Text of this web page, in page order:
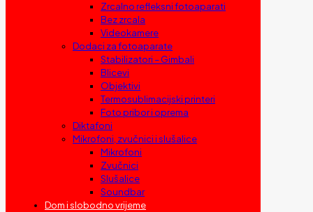
Zrcalno refleksni fotoaparati
Bez zrcala
Videokamere
Dodaci za fotoaparate
Stabilizatori – Gimbali
Blicevi
Objektivi
Termosublimacijski printeri
Foto pribor i oprema
Diktafoni
Mikrofoni, zvučnici i slušalice
Mikrofoni
Zvučnici
Slušalice
Soundbar
Dom i slobodno vrijeme